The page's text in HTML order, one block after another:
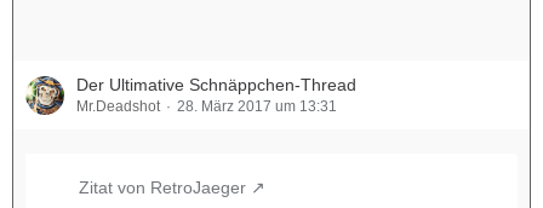
Der Ultimative Schnäppchen-Thread
Mr.Deadshot 28. März 2017 um 13:31
Zitat von RetroJaeger